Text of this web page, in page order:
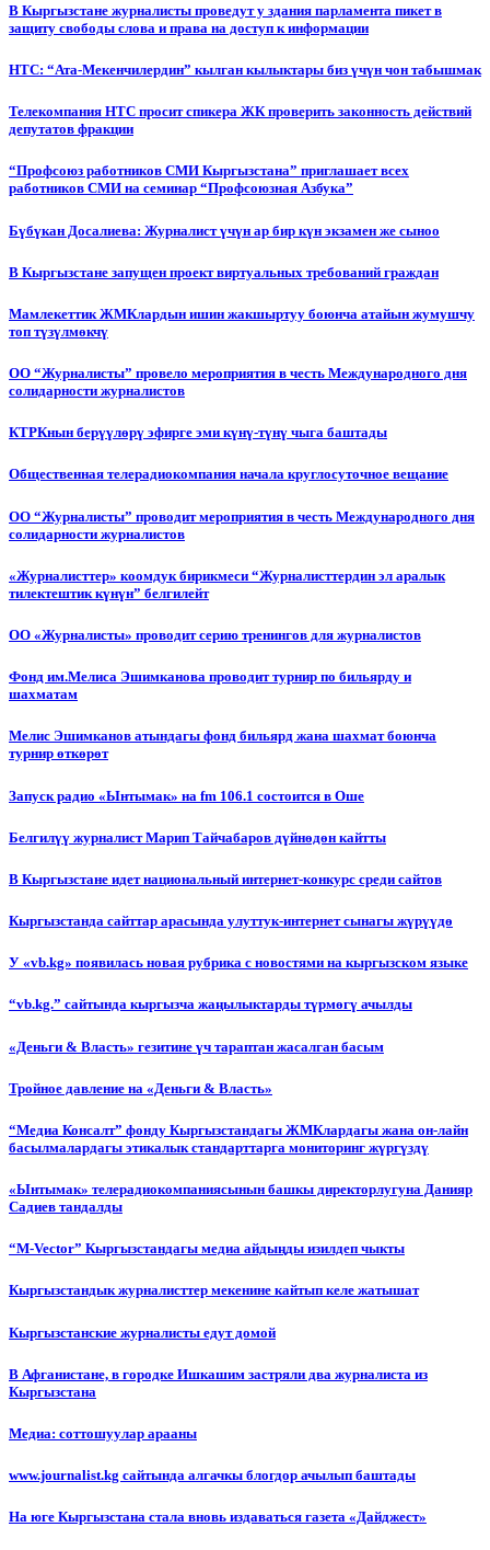
В Кыргызстане журналисты проведут у здания парламента пикет в
защиту свободы слова и права на доступ к информации
НТС: “Ата-Мекенчилердин” кылган кылыктары биз үчүн чон табышмак
Телекомпания НТС просит спикера ЖК проверить законность действий
депутатов фракции
“Профсоюз работников СМИ Кыргызстана” приглашает всех
работников СМИ на семинар “Профсоюзная Азбука”
Бүбүкан Досалиева: Журналист үчүн ар бир күн экзамен же сыноо
В Кыргызстане запущен проект виртуальных требований граждан
Мамлекеттик ЖМКлардын ишин жакшыртуу боюнча атайын жумушчу
топ түзүлмөкчү
ОО “Журналисты” провело мероприятия в честь Международного дня
солидарности журналистов
КТРКнын берүүлөрү эфирге эми күнү-түнү чыга баштады
Общественная телерадиокомпания начала круглосуточное вещание
ОО “Журналисты” проводит мероприятия в честь Международного дня
солидарности журналистов
«Журналисттер» коомдук бирикмеси “Журналисттердин эл аралык
тилектештик күнүн” белгилейт
ОО «Журналисты» проводит серию тренингов для журналистов
Фонд им.Мелиса Эшимканова проводит турнир по бильярду и
шахматам
Мелис Эшимканов атындагы фонд бильярд жана шахмат боюнча
турнир өткөрөт
Запуск радио «Ынтымак» на fm 106.1 состоится в Оше
Белгилүү журналист Марип Тайчабаров дүйнөдөн кайтты
В Кыргызстане идет национальный интернет-конкурс среди сайтов
Кыргызстанда сайттар арасында улуттук-интернет сынагы жүрүүдө
У «vb.kg» появилась новая рубрика с новостями на кыргызском языке
“vb.kg.” сайтында кыргызча жаңылыктарды түрмөгү ачылды
«Деньги & Власть» гезитине үч тараптан жасалган басым
Тройное давление на «Деньги & Власть»
“Медиа Консалт” фонду Кыргызстандагы ЖМКлардагы жана он-лайн
басылмалардагы этикалык стандарттарга мониторинг жүргүздү
«Ынтымак» телерадиокомпаниясынын башкы директорлугуна Данияр
Садиев тандалды
“М-Vector” Кыргызстандагы медиа айдыңды изилдеп чыкты
Кыргызстандык журналисттер мекенине кайтып келе жатышат
Кыргызстанские журналисты едут домой
В Афганистане, в городке Ишкашим застряли два журналиста из
Кыргызстана
Медиа: соттошуулар арааны
www.journalist.kg сайтында алгачкы блогдор ачылып баштады
На юге Кыргызстана стала вновь издаваться газета «Дайджест»